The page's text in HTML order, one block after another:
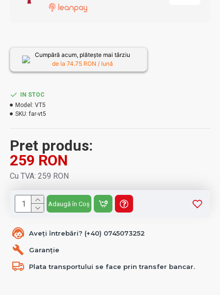
Aveți întrebări? (+40) 0745073252
Garanție
Plata transportului se face prin transfer bancar.
Pret produs:
259 RON
Cu TVA: 259 RON
IN STOC
Model: VT5
SKU: far-vt5
Adaugă în Coș
Cumpără acum, plătește mai târziu
de la 74.75 RON / lună